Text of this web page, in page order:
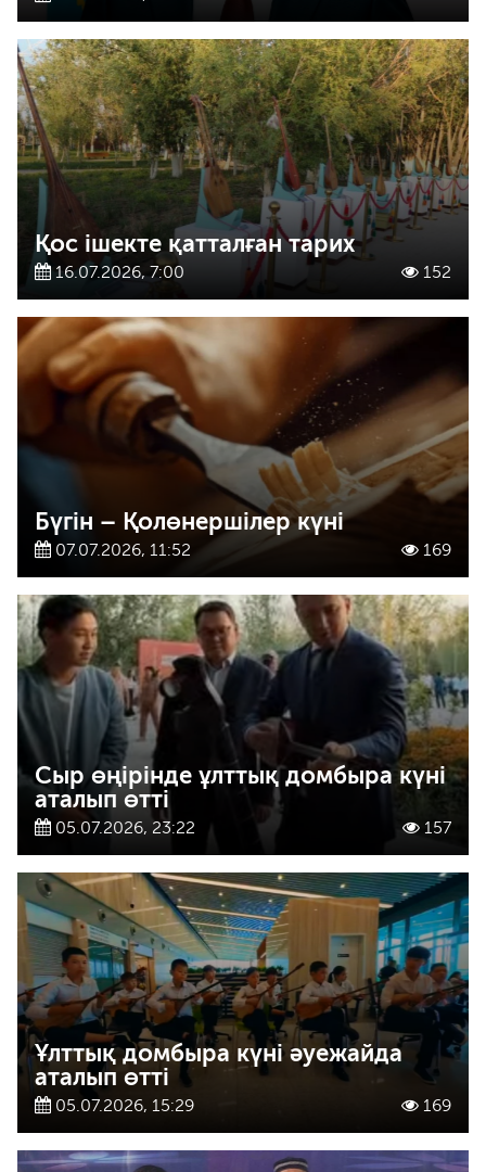
Қос ішекте қатталған тарих
16.07.2026, 7:00 152
Бүгін – Қолөнершілер күні
07.07.2026, 11:52 169
Сыр өңірінде ұлттық домбыра күні
аталып өтті
05.07.2026, 23:22 157
Ұлттық домбыра күні әуежайда
аталып өтті
05.07.2026, 15:29 169